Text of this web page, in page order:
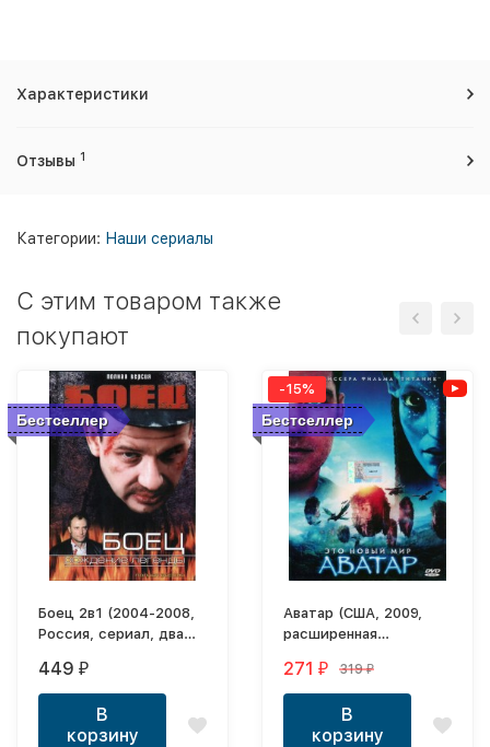
Характеристики
Отзывы 1
Категории: Наши сериалы
C этим товаром также
покупают
Бестселлер
Боец 2в1 (2004-2008,
Россия, сериал, два
полная версия)
449 ₽
В
корзину
Бестселлер
-15%
Аватар (США, 2009,
расширенная
перевод
профессиональный
(полное дублирование)
271 ₽ 319₽
В
корзину